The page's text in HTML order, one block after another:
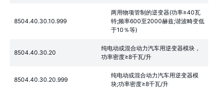
8504.40.30.10.999
两用物项管制的逆变器(功率≥40瓦
特;频率600至2000赫兹;谐波畸变低
于10％等)
8504.40.30.20
纯电动或混合动力汽车用逆变器模块，
功率密度≥8千瓦/升
8504.40.30.20.999
纯电动或混合动力汽车用逆变器模
块;功率密度≥8千瓦/升